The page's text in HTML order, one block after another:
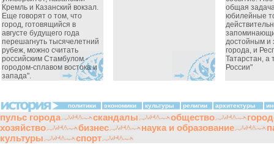
Кремль и Казанский вокзал.
Еще говорят о том, что
город, готовящийся в
августе будущего года
перешагнуть тысячелетний
рубеж, можно считать
российским Стамбулом -
городом-сплавом востока и
запада".
общая
юбилейные
достойным и
города, и
Татарстан, а
России"
политики экономики культуры религии архитектуры
пульс города скандалы общество
хозяйство
бизнес наука и образование
культуры
спорт